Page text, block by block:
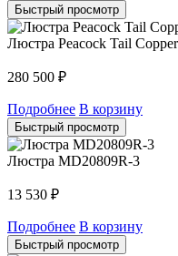
Быстрый просмотр
Люстра Peacock Tail Copper
280 500 ₽
Подробнее В корзину
Быстрый просмотр
Люстра MD20809R-3
13 530 ₽
Подробнее В корзину
Быстрый просмотр